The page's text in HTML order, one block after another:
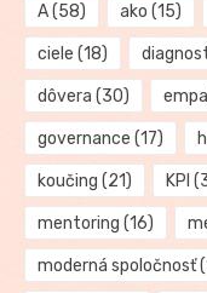
A(58) ako (15)
ciele (18)
dôvera (30)
governance (17)
koučing (21) KPI
mentoring (16)
moderná spoločnosť